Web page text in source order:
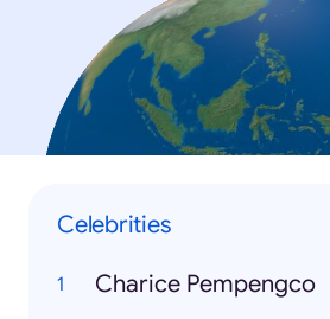
Celebrities
Charice Pempengco